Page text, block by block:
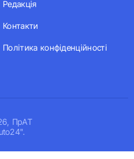
ПрАТ
Редакція
Контакти
Політика конфіденційності